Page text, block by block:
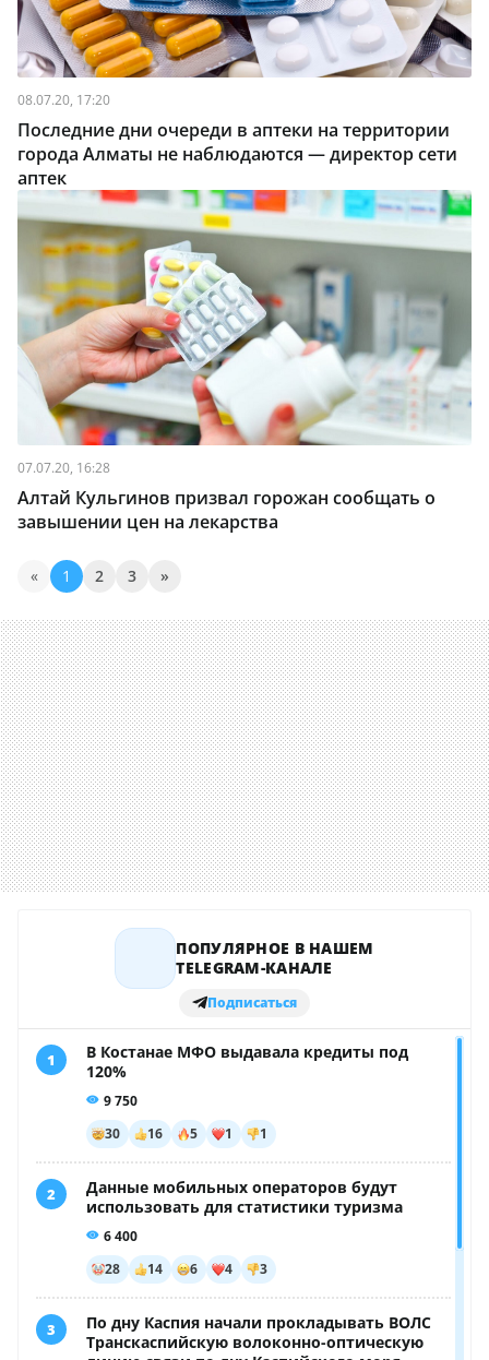
08.07.20, 17:20
Последние дни очереди в аптеки на территории
города Алматы не наблюдаются — директор сети
аптек
07.07.20, 16:28
Алтай Кульгинов призвал горожан сообщать о
завышении цен на лекарства
« 1 2 3 »